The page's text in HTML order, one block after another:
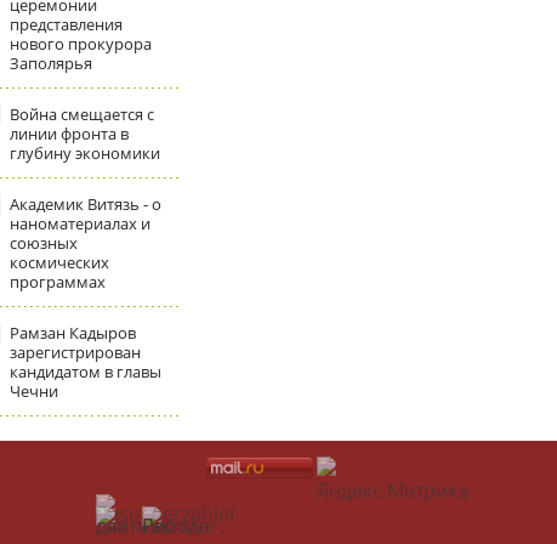
церемонии
представления
нового прокурора
Заполярья
Война смещается с
линии фронта в
глубину экономики
Академик Витязь - о
наноматериалах и
союзных
космических
программах
Рамзан Кадыров
зарегистрирован
кандидатом в главы
Чечни